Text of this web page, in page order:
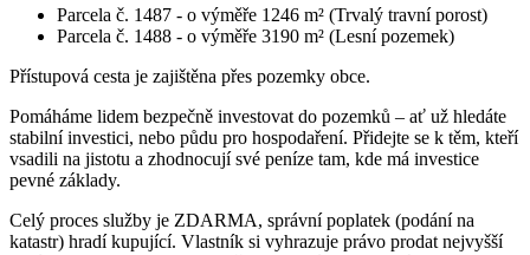
Parcela č. 1487 - o výměře 1246 m² (Trvalý travní porost)
Parcela č. 1488 - o výměře 3190 m² (Lesní pozemek)
Přístupová cesta je zajištěna přes pozemky obce.
Pomáháme lidem bezpečně investovat do pozemků – ať už hledáte
stabilní investici, nebo půdu pro hospodaření. Přidejte se k těm, kteří
vsadili na jistotu a zhodnocují své peníze tam, kde má investice
pevné základy.
Celý proces služby je ZDARMA, správní poplatek (podání na
katastr) hradí kupující. Vlastník si vyhrazuje právo prodat nejvyšší